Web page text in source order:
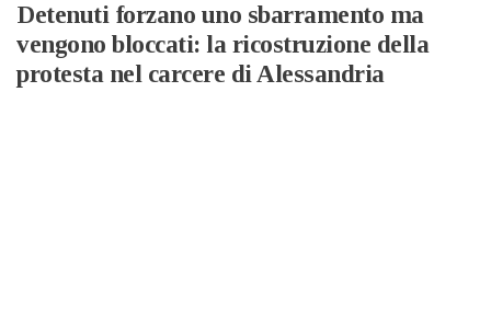
Detenuti forzano uno sbarramento ma
vengono bloccati: la ricostruzione della
protesta nel carcere di Alessandria